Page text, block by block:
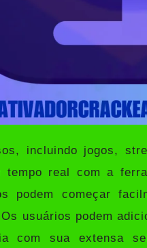
incluindo jogos,
tempo real com a
podem começar
usuários podem
com sua extensa